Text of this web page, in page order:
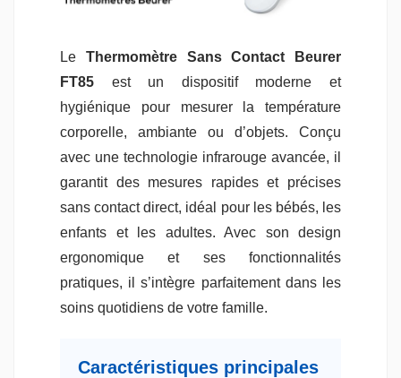
Le Thermomètre Sans Contact Beurer
FT85 est un dispositif moderne et
hygiénique pour mesurer la température
corporelle, ambiante ou d’objets. Conçu
avec une technologie infrarouge avancée, il
garantit des mesures rapides et précises
sans contact direct, idéal pour les bébés, les
enfants et les adultes. Avec son design
ergonomique et ses fonctionnalités
pratiques, il s’intègre parfaitement dans les
soins quotidiens de votre famille.
Caractéristiques principales